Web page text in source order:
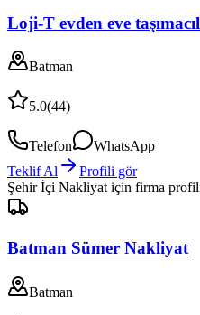
Loji-T evden eve
Batman
5.0(44)
Telefon
WhatsApp
Teklif Al
Profili gör
Şehir İçi Nakliyatiçin firma
Batman Sümer Nakliyat
Batman